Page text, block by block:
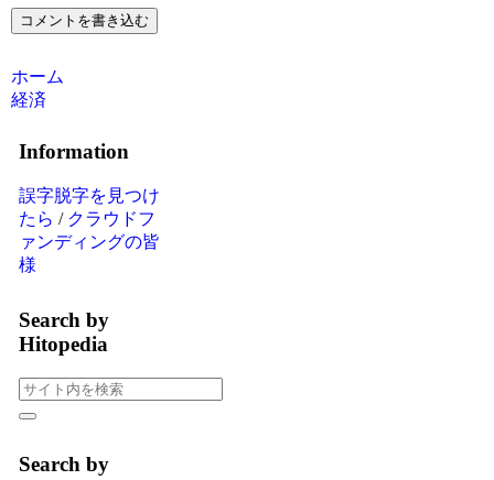
コメントを書き込む
ホーム
経済
Information
誤字脱字を見つけ
たら / クラウドフ
ァンディングの皆
様
Search by
Hitopedia
Search by